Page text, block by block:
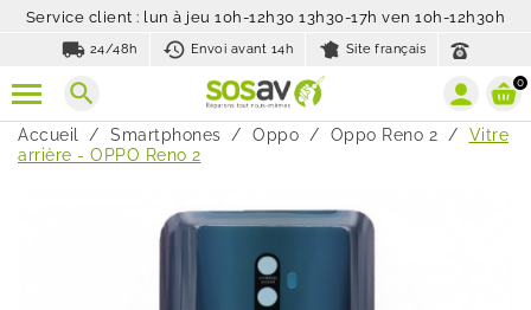
Service client : lun à jeu 10h-12h30 13h30-17h ven 10h-12h30h
local_shipping 24/48h history_toggle_off
Envoi avant 14h Site français
search 0
Accueil Smartphones Oppo Oppo Reno 2
Vitre
arrière - OPPO Reno 2